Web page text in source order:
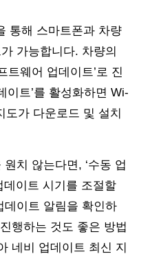
통해 스마트폰과 차량
가능합니다. 차량의
트웨어 업데이트’로 진
이트’를 활성화하면 Wi-
도가 다운로드 및 설치
치 않는다면, ‘수동 업
데이트 시기를 조절할
데이트 알림을 확인하
행하는 것도 좋은 방법
네비 업데이트 최신 지